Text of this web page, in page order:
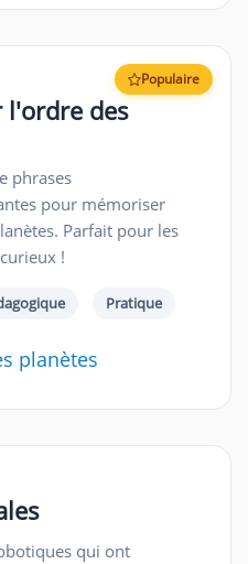
Populaire
des
phrases
pour mémoriser
Parfait pour les
!
Pratique
planètes
qui ont